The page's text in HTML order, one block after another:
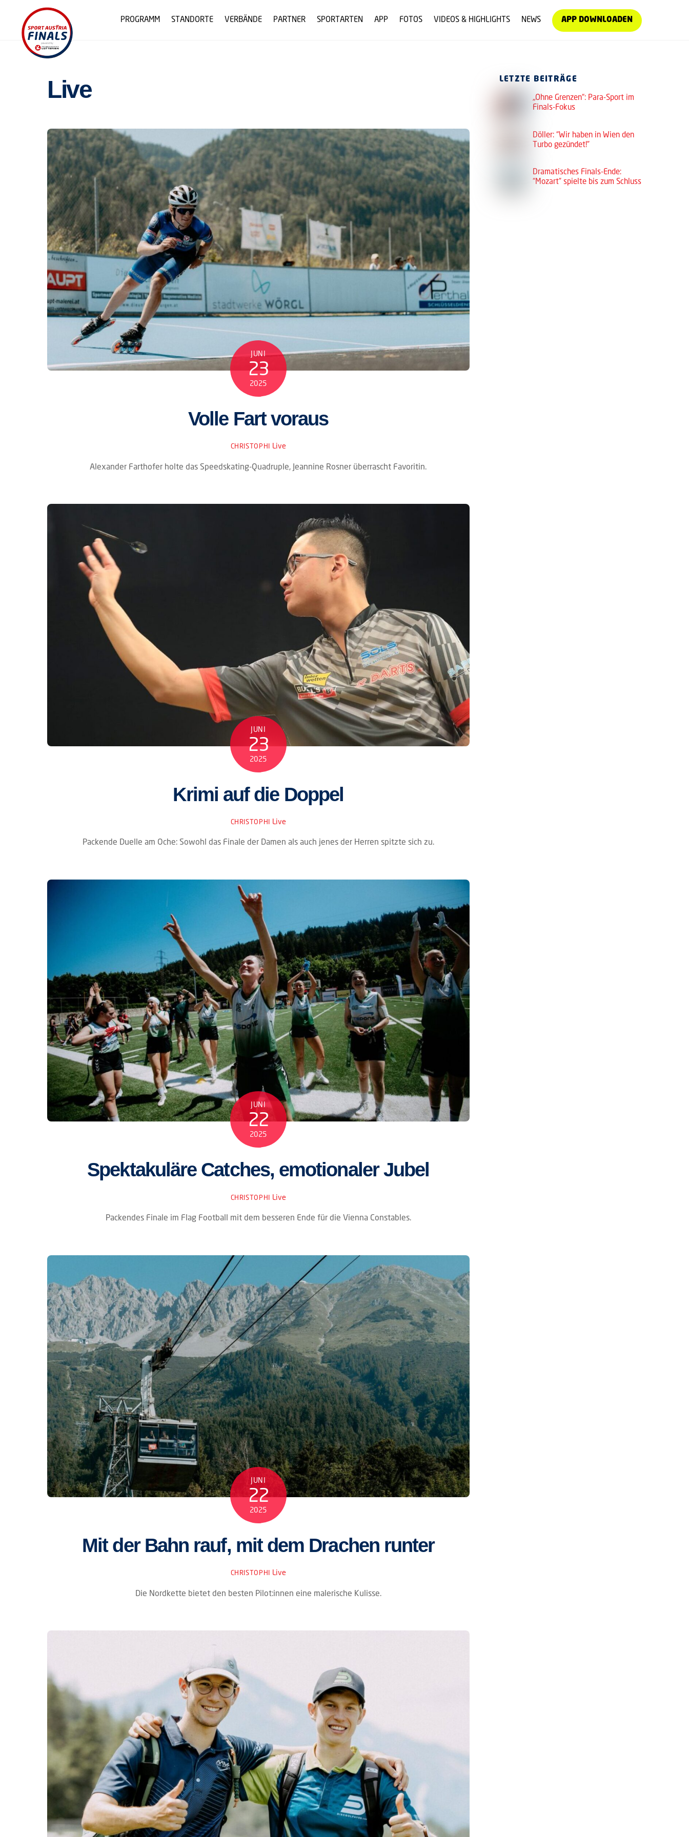
content
PROGRAMM STANDORTE VERBÄNDE PARTNER SPORTARTEN APP FOTOS VIDEOS & HIGHLIGHTS NEWS APP DOWNLOADEN
Live
JUNI
23
2025
Volle Fart voraus
CHRISTOPHI Live
Alexander Farthofer holte das Speedskating-Quadruple, Jeannine Rosner überrascht Favoritin.
JUNI
23
2025
Krimi auf die Doppel
CHRISTOPHI Live
Packende Duelle am Oche: Sowohl das Finale der Damen als auch jenes der Herren spitzte sich zu.
JUNI
22
2025
Spektakuläre Catches, emotionaler Jubel
CHRISTOPHI Live
Packendes Finale im Flag Football mit dem besseren Ende für die Vienna Constables.
JUNI
22
2025
Mit der Bahn rauf, mit dem Drachen runter
CHRISTOPHI Live
Die Nordkette bietet den besten Pilot:innen eine malerische Kulisse.
LETZTE BEITRÄGE
„Ohne Grenzen“: Para-Sport im
Finals-Fokus
Döller: “Wir haben in Wien den
Turbo gezündet!”
Dramatisches Finals-Ende:
“Mozart” spielte bis zum Schluss